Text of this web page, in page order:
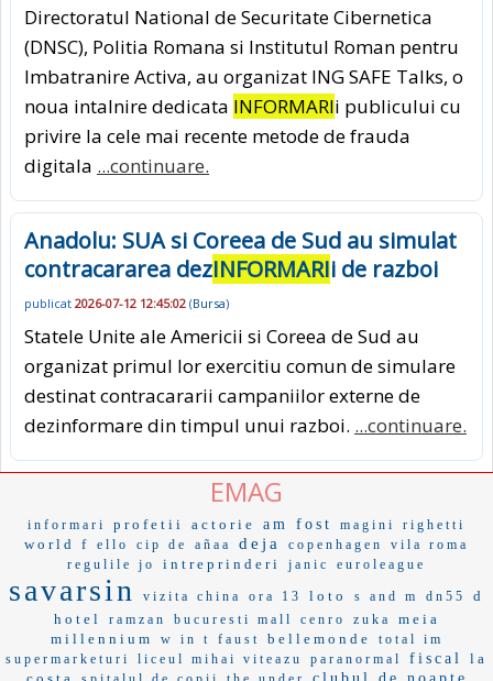
Directoratul National de Securitate Cibernetica
(DNSC), Politia Romana si Institutul Roman pentru
Imbatranire Activa, au organizat ING SAFE Talks, o
noua intalnire dedicata INFORMARIi publicului cu
privire la cele mai recente metode de frauda
digitala ...continuare.
Anadolu: SUA si Coreea de Sud au simulat
contracararea dezINFORMARIi de razboi
publicat 2026-07-12 12:45:02 (Bursa)
Statele Unite ale Americii si Coreea de Sud au
organizat primul lor exercitiu comun de simulare
destinat contracararii campaniilor externe de
dezinformare din timpul unui razboi. ...continuare.
EMAG
informari profetii actorie am fost magini righetti
world f ello cip de añaa deja copenhagen
vila roma
regulile jo
intreprinderi janic euroleague
savarsin vizita china ora 13 loto s and m dn55
d
hotel
ramzan bucuresti mall cenro zuka
meia
millennium
w in t faust bellemonde
total im
supermarketuri
liceul mihai viteazu paranormal fiscal
la